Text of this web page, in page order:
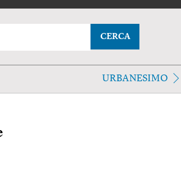
CERCA
URBANESIMO